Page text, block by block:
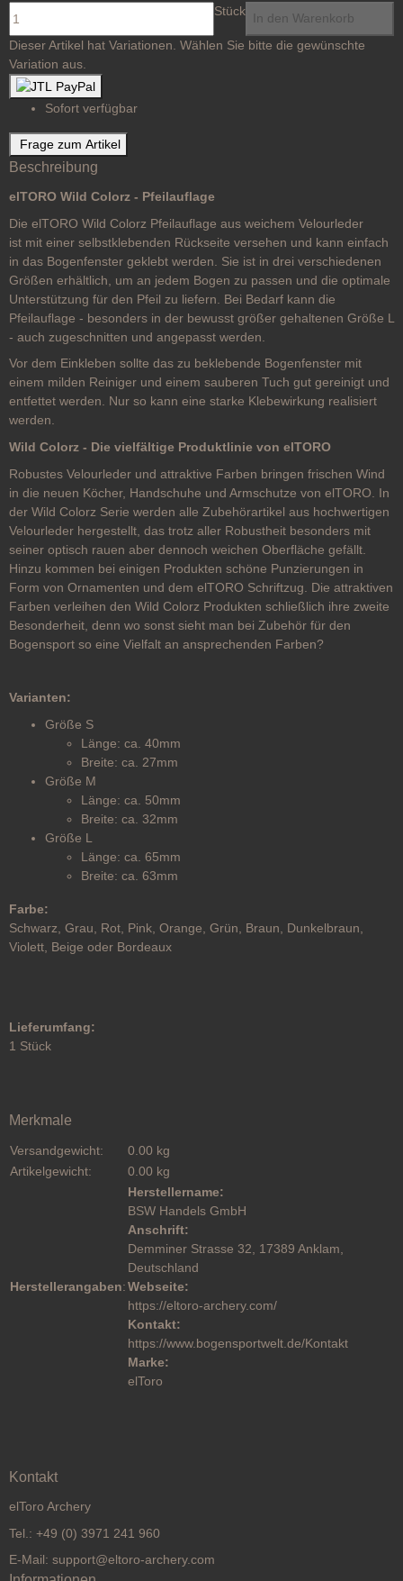
Stück
In den Warenkorb
x
Dieser Artikel hat Variationen. Wählen Sie bitte die gewünschte
Variation aus.
Sofort verfügbar
Frage zum Artikel
Beschreibung
elTORO Wild Colorz - Pfeilauflage
Die elTORO Wild Colorz Pfeilauflage aus weichem Velourleder
ist mit einer selbstklebenden Rückseite versehen und kann einfach
in das Bogenfenster geklebt werden. Sie ist in drei verschiedenen
Größen erhältlich, um an jedem Bogen zu passen und die optimale
Unterstützung für den Pfeil zu liefern. Bei Bedarf kann die
Pfeilauflage - besonders in der bewusst größer gehaltenen Größe L
- auch zugeschnitten und angepasst werden.
Vor dem Einkleben sollte das zu beklebende Bogenfenster mit
einem milden Reiniger und einem sauberen Tuch gut gereinigt und
entfettet werden. Nur so kann eine starke Klebewirkung realisiert
werden.
Wild Colorz - Die vielfältige Produktlinie von elTORO
Robustes Velourleder und attraktive Farben bringen frischen Wind
in die neuen Köcher, Handschuhe und Armschutze von elTORO. In
der Wild Colorz Serie werden alle Zubehörartikel aus hochwertigen
Velourleder hergestellt, das trotz aller Robustheit besonders mit
seiner optisch rauen aber dennoch weichen Oberfläche gefällt.
Hinzu kommen bei einigen Produkten schöne Punzierungen in
Form von Ornamenten und dem elTORO Schriftzug. Die attraktiven
Farben verleihen den Wild Colorz Produkten schließlich ihre zweite
Besonderheit, denn wo sonst sieht man bei Zubehör für den
Bogensport so eine Vielfalt an ansprechenden Farben?
Varianten:
Größe S
Länge: ca. 40mm
Breite: ca. 27mm
Größe M
Länge: ca. 50mm
Breite: ca. 32mm
Größe L
Länge: ca. 65mm
Breite: ca. 63mm
Farbe:
Schwarz, Grau, Rot, Pink, Orange, Grün, Braun, Dunkelbraun,
Violett, Beige oder Bordeaux
Lieferumfang:
1 Stück
Merkmale
Versandgewicht:
0.00 kg
Artikelgewicht:
0.00 kg
Herstellerangaben:
Herstellername:
BSW Handels GmbH
Anschrift:
Demminer Strasse 32, 17389 Anklam,
Deutschland
Webseite:
https://eltoro-archery.com/
Kontakt:
https://www.bogensportwelt.de/Kontakt
Marke:
elToro
Kontakt
elToro Archery
Tel.: +49 (0) 3971 241 960
E-Mail: support@eltoro-archery.com